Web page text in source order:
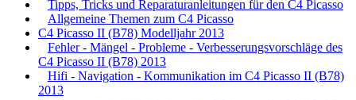
Tipps, Tricks und Reparaturanleitungen für den C4 Picasso
Allgemeine Themen zum C4 Picasso
C4 Picasso II (B78) Modelljahr 2013
Fehler - Mängel - Probleme - Verbesserungsvorschläge des
C4 Picasso II (B78) 2013
Hifi - Navigation - Kommunikation im C4 Picasso II (B78)
2013